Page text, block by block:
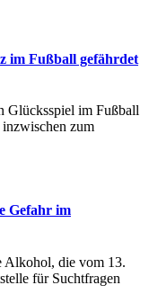
im Fußball gefährdet
Glücksspiel im Fußball
zum
Gefahr im
Alkohol, die vom 13.
für Suchtfragen